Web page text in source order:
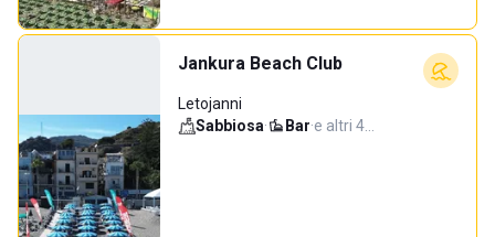
Jankura Beach Club
Letojanni
Sabbiosa· Bar·e altri 4…